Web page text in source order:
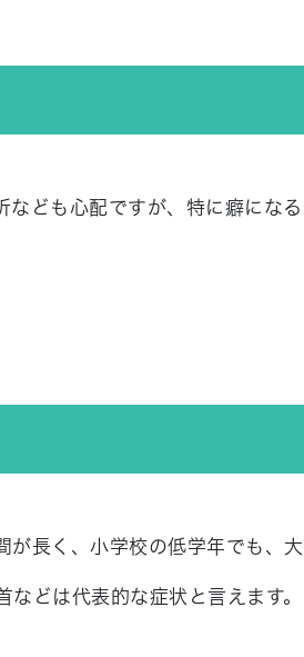
なども心配ですが、特に癖になる
が長く、小学校の低学年でも、大
どは代表的な症状と言えます。